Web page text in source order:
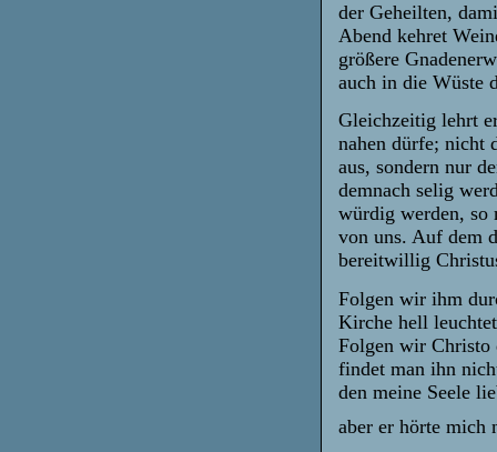
der Geheilten,
Abend kehret
größere
auch in die Wüste
Gleichzeitig lehrt
nahen dürfe; nicht
aus, sondern nur
demnach selig
würdig werden,
von uns. Auf dem
bereitwillig
Folgen wir ihm
Kirche hell
Folgen wir Christo
findet man ihn
den meine Seele
aber er hörte mich